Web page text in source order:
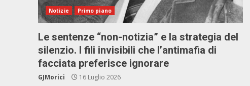
Notizie Primo piano
Le sentenze “non-notizia” e la strategia del
silenzio. I fili invisibili che l’antimafia di
facciata preferisce ignorare
GJMorici 16 Luglio 2026